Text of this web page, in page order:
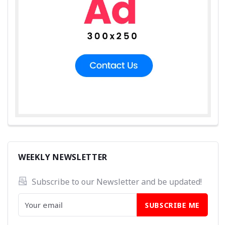
WEEKLY NEWSLETTER
Subscribe to our Newsletter and be updated!